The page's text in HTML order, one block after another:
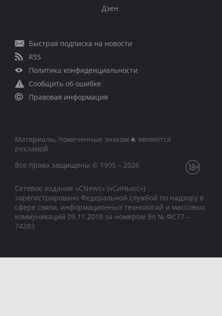
Дзен
Быстрая подписка на новости
RSS
Политика конфиденциальности
Сообщить об ошибке
Правовая информация
Материалы, помеченные знаком ■, являются
рекламой
Все права защищены © 1995 – 2026
Сетевое издание «CNews» («СиНьюс»)
зарегистрировано Федеральной службой по надзору в
сфере связи, информационных технологий и массовых
коммуникаций 09.11.2018 за номером Эл № ФС77 –
74283